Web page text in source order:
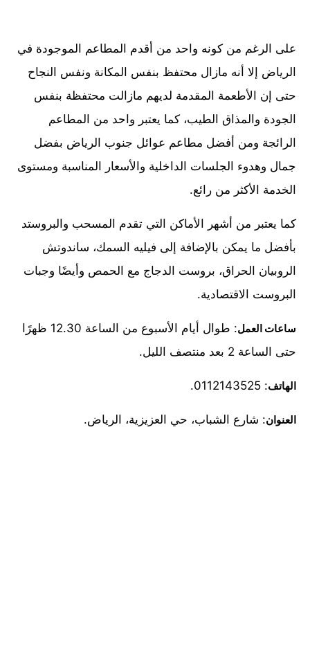
على الرغم من كونه واحد من أقدم المطاعم الموجودة في
الرياض إلا أنه مازال محتفظ بنفس المكانة ونفس النجاح
حتى إن الأطعمة المقدمة لديهم مازالت محتفظة بنفس
الجودة والمذاق الطيب، كما يعتبر واحد من المطاعم
الرائجة ومن أفضل مطاعم عوائل جنوب الرياض بفضل
جمال وهدوء الجلسات الداخلية والأسعار المناسبة ومستوى
الخدمة الأكثر من رائع.
كما يعتبر من أشهر الأماكن التي تقدم المسحب والبروستد
بأفضل ما يمكن بالإضافة إلى فيليه السمك، ساندوتش
الروبيان الحراق، بروست الدجاج مع الحمص وأيضًا وجبات
البروست الاقتصادية.
ساعات العمل
: طوال أيام الأسبوع من الساعة 12.30 ظهرًا
حتى الساعة 2 بعد منتصف الليل.
الهاتف: 0112143525.
العنوان: شارع الشباب، حي العزيزية، الرياض.